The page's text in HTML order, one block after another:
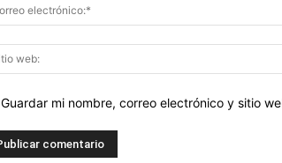
Guardar mi nombre, correo electrónico y sitio